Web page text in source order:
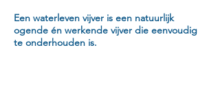
Een waterleven vijver is een natuurlijk
ogende én werkende vijver die eenvoudig
te onderhouden is.